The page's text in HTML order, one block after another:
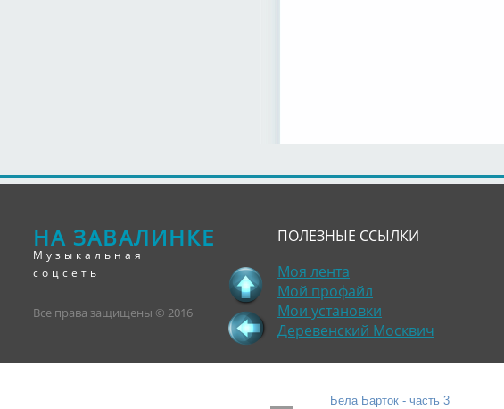
НА ЗАВАЛИНКЕ
Музыкальная
соцсеть
Все права защищены © 2016
ПОЛЕЗНЫЕ ССЫЛКИ
Моя лента
Мой профайл
Мои установки
Деревенский Москвич
Бела Барток - часть 3